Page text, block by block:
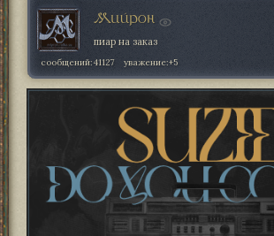
Мийрон
пиар на заказ
сообщений:41127 уважение:+5